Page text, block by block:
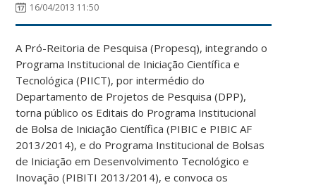
16/04/2013 11:50
A Pró-Reitoria de Pesquisa (Propesq), integrando o
Programa Institucional de Iniciação Científica e
Tecnológica (PIICT), por intermédio do
Departamento de Projetos de Pesquisa (DPP),
torna público os Editais do Programa Institucional
de Bolsa de Iniciação Científica (PIBIC e PIBIC AF
2013/2014), e do Programa Institucional de Bolsas
de Iniciação em Desenvolvimento Tecnológico e
Inovação (PIBITI 2013/2014), e convoca os